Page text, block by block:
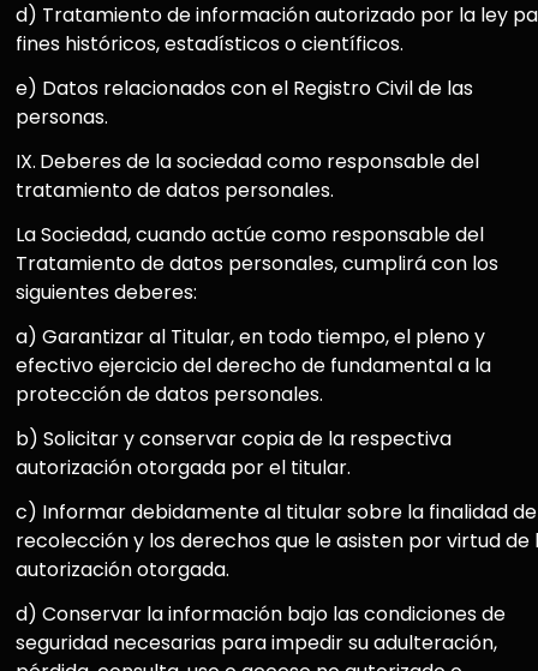
d) Tratamiento de información autorizado por la ley
fines históricos, estadísticos o científicos.
e) Datos relacionados con el Registro Civil de las
personas.
IX. Deberes de la sociedad como responsable del
tratamiento de datos personales.
La Sociedad, cuando actúe como responsable del
Tratamiento de datos personales, cumplirá con los
siguientes deberes:
a) Garantizar al Titular, en todo tiempo, el pleno y
efectivo ejercicio del derecho de fundamental a la
protección de datos personales.
b) Solicitar y conservar copia de la respectiva
autorización otorgada por el titular.
c) Informar debidamente al titular sobre la finalidad
recolección y los derechos que le asisten por virtud de
autorización otorgada.
d) Conservar la información bajo las condiciones de
seguridad necesarias para impedir su adulteración,